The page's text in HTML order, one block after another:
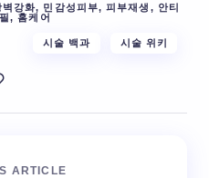
강화, 민감성피부, 피부재생, 안티
, 홈케어
시술 백과 시술 위키
ARTICLE